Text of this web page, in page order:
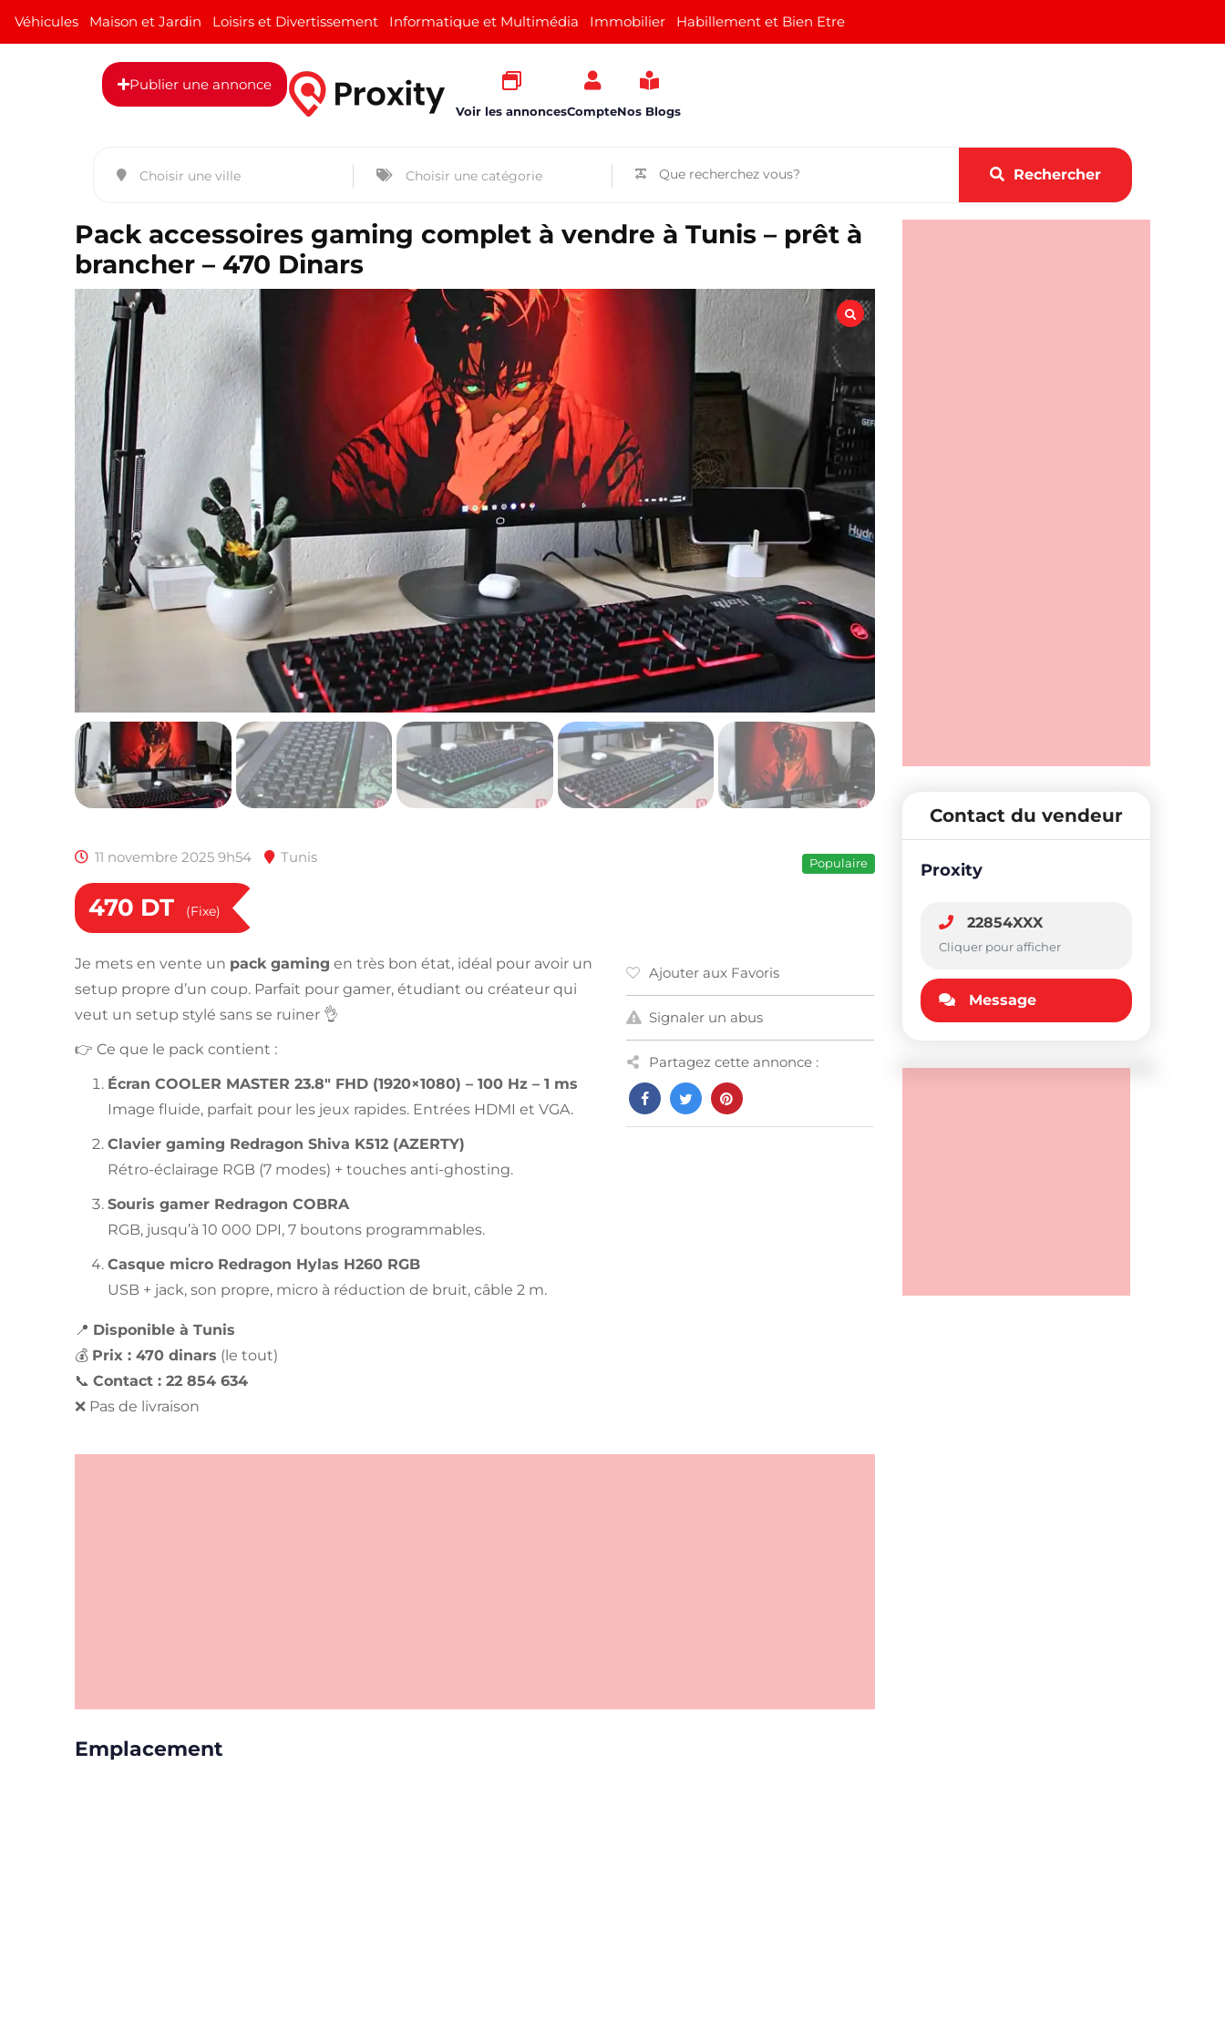
Véhicules Maison et Jardin Loisirs et Divertissement Informatique et Multimédia Immobilier Habillement et Bien Etre
Publier une annonce
Voir les annoncesCompteNos Blogs
Rechercher
Pack accessoires gaming complet à vendre à Tunis – prêt à
brancher – 470 Dinars
11 novembre 2025 9h54 Tunis Populaire
470 DT (Fixe)
Je mets en vente un pack gaming en très bon état, idéal pour avoir un
setup propre d’un coup. Parfait pour gamer, étudiant ou créateur qui
veut un setup stylé sans se ruiner 👌
👉 Ce que le pack contient :
Écran COOLER MASTER 23.8″ FHD (1920×1080) – 100 Hz – 1 ms
Image fluide, parfait pour les jeux rapides. Entrées HDMI et VGA.
Clavier gaming Redragon Shiva K512 (AZERTY)
Rétro-éclairage RGB (7 modes) + touches anti-ghosting.
Souris gamer Redragon COBRA
RGB, jusqu’à 10 000 DPI, 7 boutons programmables.
Casque micro Redragon Hylas H260 RGB
USB + jack, son propre, micro à réduction de bruit, câble 2 m.
📍 Disponible à Tunis
💰 Prix : 470 dinars (le tout)
📞 Contact : 22 854 634
❌ Pas de livraison
Ajouter aux Favoris
Signaler un abus
Partagez cette annonce :
Emplacement
Contact du vendeur
Proxity
22854XXX
Cliquer pour afficher
Message